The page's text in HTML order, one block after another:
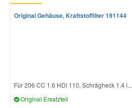
Original Gehäuse, Kraftstoffilter 191144
Für 206 CC 1.6 HDi 110, Schrägheck 1.4 i...
Original Ersatzteil